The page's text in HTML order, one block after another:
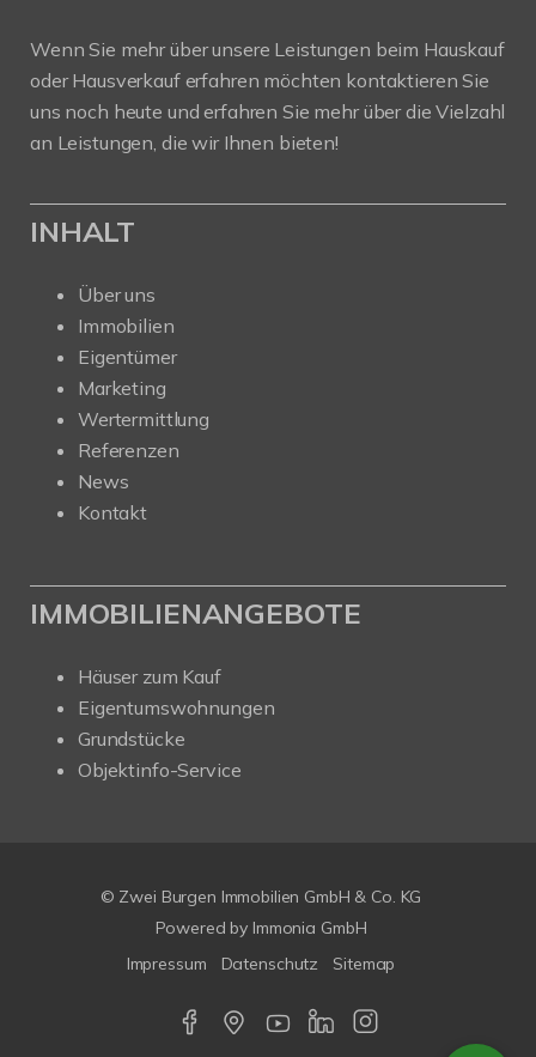
Wenn Sie mehr über unsere Leistungen beim Hauskauf
oder Hausverkauf erfahren möchten kontaktieren Sie
uns noch heute und erfahren Sie mehr über die Vielzahl
an Leistungen, die wir Ihnen bieten!
INHALT
Über uns
Immobilien
Eigentümer
Marketing
Wertermittlung
Referenzen
News
Kontakt
IMMOBILIENANGEBOTE
Häuser zum Kauf
Eigentumswohnungen
Grundstücke
Objektinfo-Service
© Zwei Burgen Immobilien GmbH & Co. KG
Powered by Immonia GmbH
Impressum
Datenschutz Sitemap